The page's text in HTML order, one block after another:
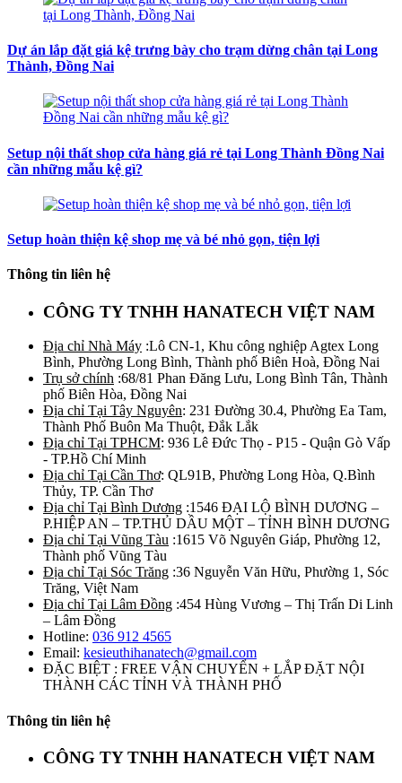
Dự án lắp đặt giá kệ trưng bày cho trạm dừng chân tại Long
Thành, Đồng Nai
Setup nội thất shop cửa hàng giá rẻ tại Long Thành Đồng Nai
cần những mẫu kệ gì?
Setup hoàn thiện kệ shop mẹ và bé nhỏ gọn, tiện lợi
Thông tin liên hệ
CÔNG TY TNHH HANATECH VIỆT NAM
Địa chỉ Nhà Máy :Lô CN-1, Khu công nghiệp Agtex Long
Bình, Phường Long Bình, Thành phố Biên Hoà, Đồng Nai
Trụ sở chính :68/81 Phan Đăng Lưu, Long Bình Tân, Thành
phố Biên Hòa, Đồng Nai
Địa chỉ Tại Tây Nguyên: 231 Đường 30.4, Phường Ea Tam,
Thành Phố Buôn Ma Thuột, Đắk Lắk
Địa chỉ Tại TPHCM: 936 Lê Đức Thọ - P15 - Quận Gò Vấp
- TP.Hồ Chí Minh
Địa chỉ Tại Cần Thơ: QL91B, Phường Long Hòa, Q.Bình
Thủy, TP. Cần Thơ
Địa chỉ Tại Bình Dương :1546 ĐẠI LỘ BÌNH DƯƠNG –
P.HIỆP AN – TP.THỦ DẦU MỘT – TỈNH BÌNH DƯƠNG
Địa chỉ Tại Vũng Tàu :1615 Võ Nguyên Giáp, Phường 12,
Thành phố Vũng Tàu
Địa chỉ Tại Sóc Trăng :36 Nguyễn Văn Hữu, Phường 1, Sóc
Trăng, Việt Nam
Địa chỉ Tại Lâm Đồng :454 Hùng Vương – Thị Trấn Di Linh
– Lâm Đồng
Hotline: 036 912 4565
Email: kesieuthihanatech@gmail.com
ĐẶC BIỆT : FREE VẬN CHUYỂN + LẮP ĐẶT NỘI
THÀNH CÁC TỈNH VÀ THÀNH PHỐ
Thông tin liên hệ
CÔNG TY TNHH HANATECH VIỆT NAM